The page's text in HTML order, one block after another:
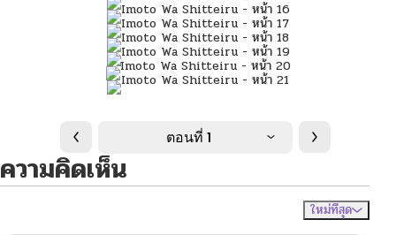
ตอนที่ 1
ความคิดเห็น
ใหม่ที่สุด